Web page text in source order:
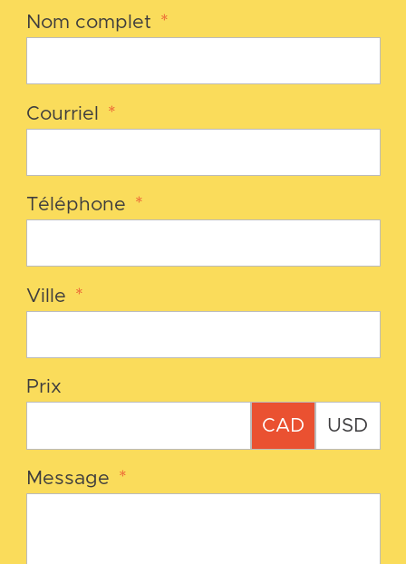
Nom complet *
Courriel *
Téléphone *
Ville *
Prix
CAD USD
Message *